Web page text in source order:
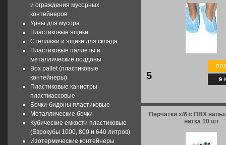
и ограждения мусорных
контейнеров
Урны для мусора
Пластиковые ящики
Стеллажи и ящики для склада
Пластиковые паллеты и
металлические поддоны
Box pallet (пластиковые
контейнеры)
Пластиковые канистры
пластмассовые
Бочки-бидоны пластиковые
Металлические бочки
Кубические емкости пластиковые
(Еврокубы 1000, 800 и 640 литров)
Изотермические контейнеры
5
Перчатки х/б с ПВХ
нитка 10 шт